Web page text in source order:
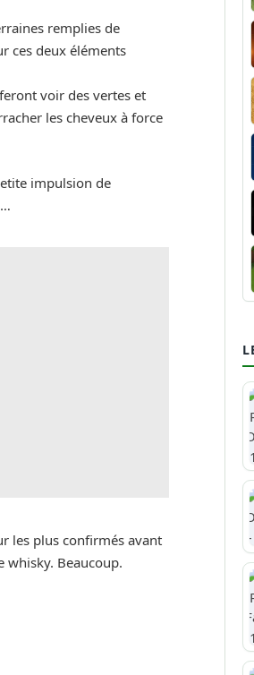
remplies de
ces deux éléments
voir des vertes et
les cheveux à force
impulsion de
les plus confirmés avant
whisky. Beaucoup.